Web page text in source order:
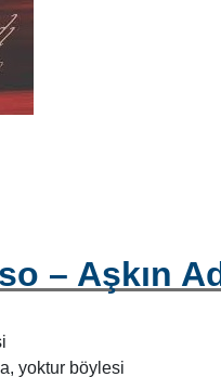
– Aşkın
yoktur böylesi